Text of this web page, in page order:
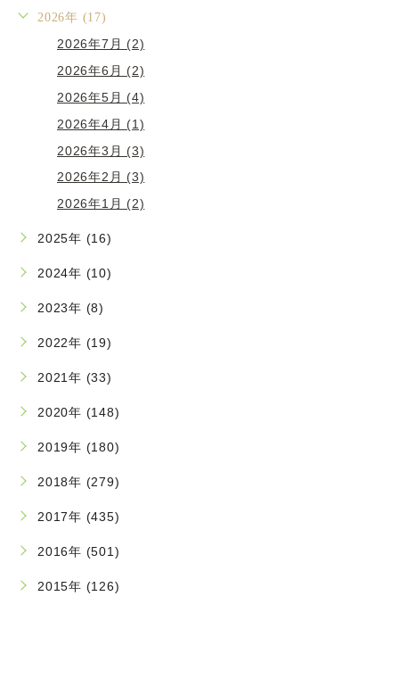
2026年 (17)
2026年7月 (2)
2026年6月 (2)
2026年5月 (4)
2026年4月 (1)
2026年3月 (3)
2026年2月 (3)
2026年1月 (2)
2025年 (16)
2024年 (10)
2023年 (8)
2022年 (19)
2021年 (33)
2020年 (148)
2019年 (180)
2018年 (279)
2017年 (435)
2016年 (501)
2015年 (126)